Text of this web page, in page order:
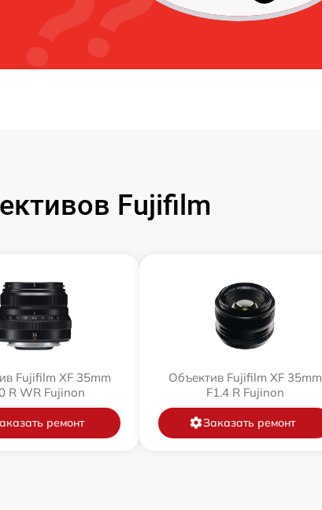
Fujifilm
Fujifilm XF 35mm
R WR Fujinon
ремонт
Объектив Fujifilm XF 35mm
F1.4 R Fujinon
Заказать ремонт